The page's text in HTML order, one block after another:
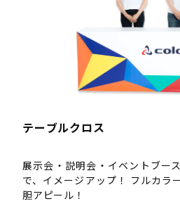
テーブルクロス
展示会・説明会・イベントブー
で、イメージアップ！ フルカラ
胆アピール！